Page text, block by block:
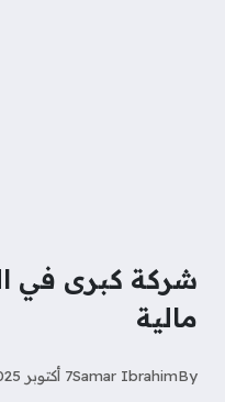
شركة كبرى في
مالية
By
Samar Ibrahim7 أكتوبر 2025 - 12:18ص